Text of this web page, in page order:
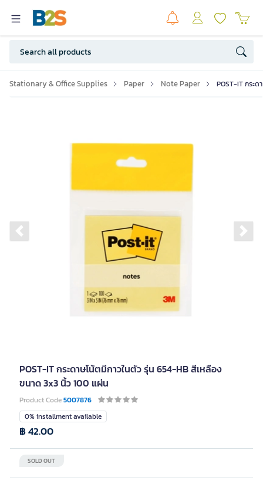
Stationary & Office Supplies Paper Note Paper POST-IT กระ
Previous slide
POST-IT กระดาษโน้ตมีกาวในตัว รุ่น 654-HB สีเหลือง
ขนาด 3x3 นิ้ว 100 แผ่น
Product Code5007876
0% installment available
SOLD OUT
฿ 42.00